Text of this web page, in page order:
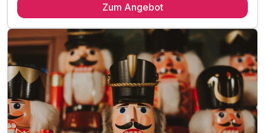
1 x Eintrittskarte Silbertherme
- vielseitige Saunalandschaft in der Silbertherme
& liebevoll gestaltete Ruhebereiche & Liegewiese
inkl. Parkplatz am Hotel
inkl. W-LAN
Zum Angebot